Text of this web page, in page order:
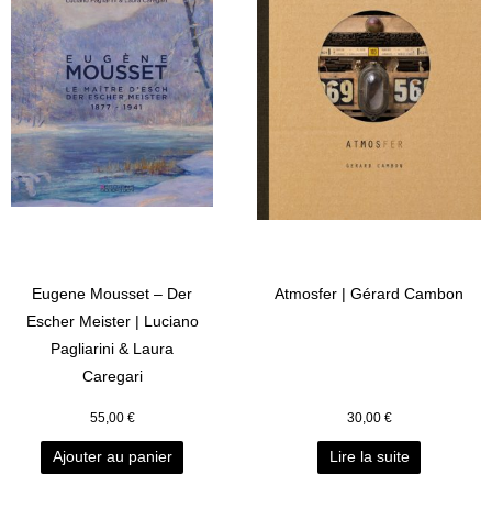
Eugene Mousset – Der
Escher Meister | Luciano
Pagliarini & Laura
Caregari
55,00 €
Ajouter au panier
Atmosfer | Gérard Cambon
30,00 €
Lire la suite